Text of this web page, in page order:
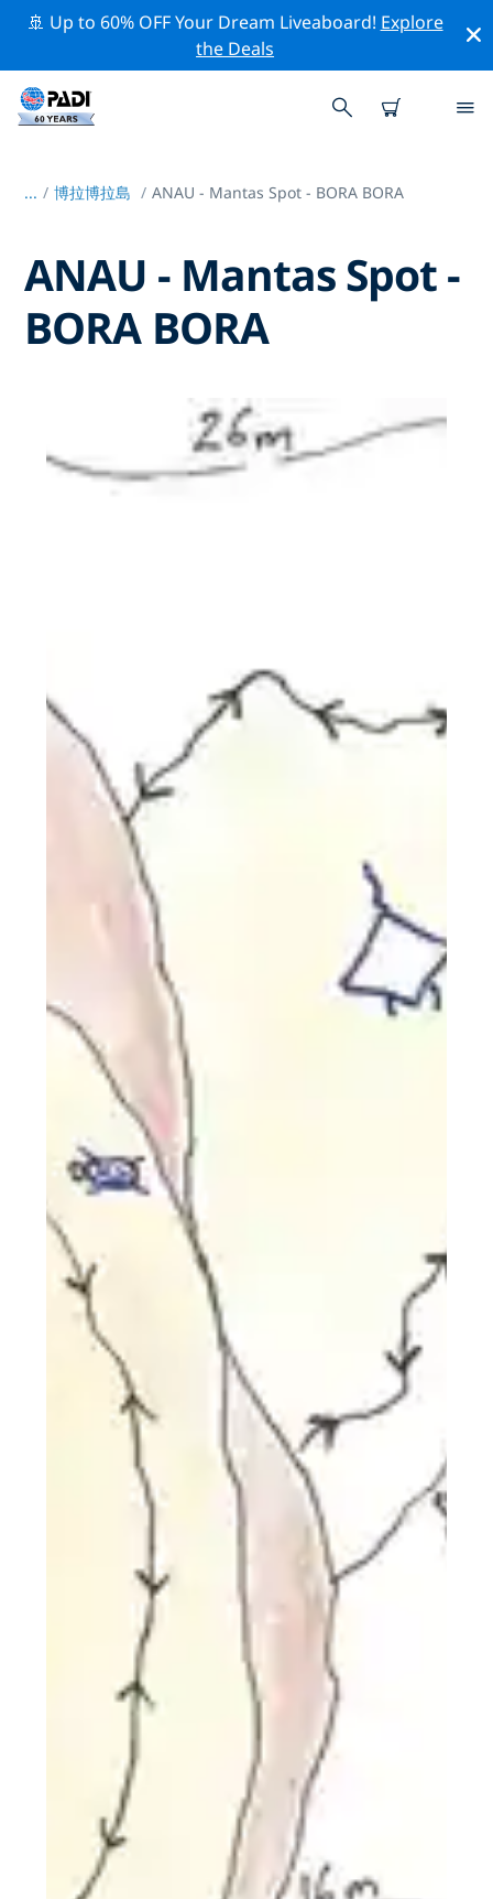
🚢 Up to 60% OFF Your Dream Liveaboard! Explore
the Deals
... / 博拉博拉島 ANAU - Mantas Spot - BORA BORA
ANAU - Mantas Spot -
BORA BORA